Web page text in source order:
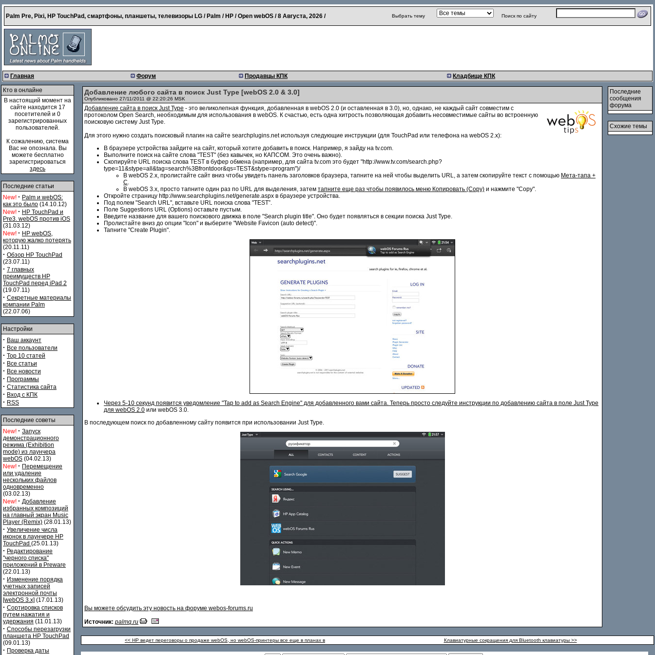
Palm Pre, Pixi, HP TouchPad, смартфоны, планшеты, телевизоры LG / Palm / HP / Open webOS /8 Августа, 2026 / Выбрать тему Поиск по сайту
Главная Форум Продавцы КПК Кладбище КПК
Кто в онлайне
В настоящий момент на
сайте находится 17
посетителей и 0
зарегистрированных
пользователей.
К сожалению, система
Вас не опознала. Вы
можете бесплатно
зарегистрироваться
здесь
Последние статьи
New! · Palm и webOS:
как это было (14.10.12)
New! · HP TouchPad и
Pre3. webOS против iOS
(31.03.12)
New! · HP webOS,
которую жалко потерять
(20.11.11)
· Обзор HP TouchPad
(23.07.11)
· 7 главных
преимуществ HP
TouchPad перед iPad 2
(19.07.11)
· Секретные материалы
компании Palm
(22.07.06)
Настройки
· Ваш аккаунт
· Все пользователи
· Top 10 статей
· Все статьи
· Все новости
· Программы
· Статистика сайта
· Вход с КПК
· RSS
Последние советы
New! · Запуск
демонстрационного
режима (Exhibition
mode) из лаунчера
webOS (04.02.13)
New! · Перемещение
или удаление
нескольких файлов
одновременно
(03.02.13)
New! · Добавление
избранных композиций
на главный экран Music
Player (Remix) (28.01.13)
· Увеличение числа
иконок в лаунчере HP
TouchPad (25.01.13)
· Редактирование
"черного списка"
приложений в Preware
(22.01.13)
· Изменение порядка
учетных записей
электронной почты
[webOS 3.x] (17.01.13)
· Сортировка списков
путем нажатия и
удержания (11.01.13)
· Способы перезагрузки
планшета HP TouchPad
(09.01.13)
· Проверка даты
Добавление любого сайта в поиск Just Type [webOS 2.0 & 3.0]
Опубликовано 27/11/2011 @ 22:20:26 MSK
Добавление сайта в поиск Just Type - это великолепная функция, добавленная в webOS 2.0 (и оставленная в 3.0), но, однако, не каждый сайт совместим с
протоколом Open Search, необходимым для использования в webOS. К счастью, есть одна хитрость позволяющая добавить несовместимые сайты во встроенную
поисковую систему Just Type.
Для этого нужно создать поисковый плагин на сайте searchplugins.net используя следующие инструкции (для TouchPad или телефона на webOS 2.x):
В браузере устройства зайдите на сайт, который хотите добавить в поиск. Например, я зайду на tv.com.
Выполните поиск на сайте слова "TEST" (без кавычек, но КАПСОМ. Это очень важно).
Скопируйте URL поиска слова TEST в буфер обмена (например, для сайта tv.com это будет "http://www.tv.com/search.php?
type=11&stype=all&tag=search%3Bfrontdoor&qs=TEST&stype=program")/
В webOS 2.x, пролистайте сайт вниз чтобы увидеть панель заголовков браузера, тапните на ней чтобы выделить URL, а затем скопируйте текст с помощью Мета-тапа +
С.
В webOS 3.x, просто тапните один раз по URL для выделения, затем тапните еще раз чтобы появилось меню Копировать (Copy) и нажмите "Copy".
Откройте страницу http://www.searchplugins.net/generate.aspx в браузере устройства.
Под полем "Search URL", вставьте URL поиска слова "TEST”.
Поле Suggestions URL (Options) оставьте пустым.
Введите название для вашего поискового движка в поле "Search plugin title". Оно будет появляться в секции поиска Just Type.
Пролистайте вниз до опции "Icon" и выберите "Website Favicon (auto detect)".
Тапните "Create Plugin".
Через 5-10 секунд появится уведомление "Tap to add as Search Engine" для добавленного вами сайта. Теперь просто следуйте инструкции по добавлению сайта в поле Just Type
для webOS 2.0 или webOS 3.0.
В последующем поиск по добавленному сайту появится при использовании Just Type.
Вы можете обсудить эту новость на форуме webos-forums.ru
Источник: palmq.ru
Последние
сообщения
форума
Схожие темы
<< HP ведет переговоры о продаже webOS, но webOS-принтеры все еще в планах в Клавиатурные сокращения для Bluetooth клавиатуры >>